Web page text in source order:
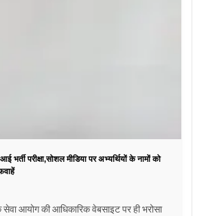
भर्ती परीक्षा,सोशल मीडिया पर अभ्यर्थियों के नामों को
आयोग की आधिकारिक वेबसाइट पर ही भरोसा